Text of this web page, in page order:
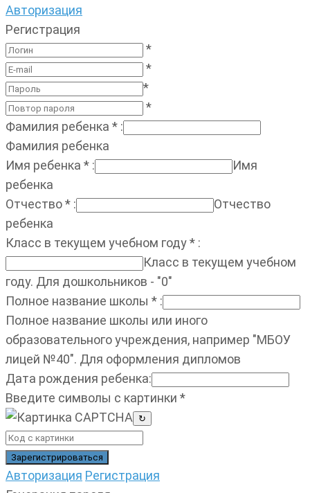
Авторизация
Регистрация
*
*
*
*
Фамилия ребенка * :
Фамилия ребенка
Имя ребенка * :
Имя
ребенка
Отчество* :
Отчество
ребенка
Класс в текущем учебном году* :
Класс в текущем учебном
году. Для дошкольников - "0"
Полное название школы * :
Полное название школы или иного
образовательного учреждения, например "МБОУ
лицей №40". Для оформления дипломов
Дата рождения ребенка:
Введите символы с картинки *
↻
Авторизация Регистрация